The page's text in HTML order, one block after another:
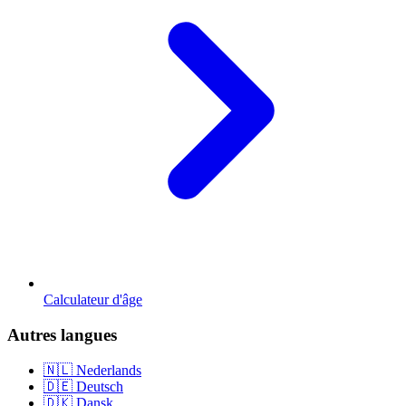
Calculateur d'âge
Autres langues
🇳🇱 Nederlands
🇩🇪 Deutsch
🇩🇰 Dansk